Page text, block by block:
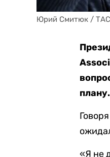
Юрий Смитюк /
«Я не